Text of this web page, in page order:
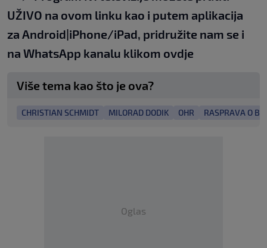
UŽIVO na ovom linku kao i putem aplikacija
za Android|iPhone/iPad, pridružite nam se i
na WhatsApp kanalu klikom ovdje
Više tema kao što je ova?
CHRISTIAN SCHMIDT MILORAD DODIK OHR RASPRAVA O BIH
Oglas